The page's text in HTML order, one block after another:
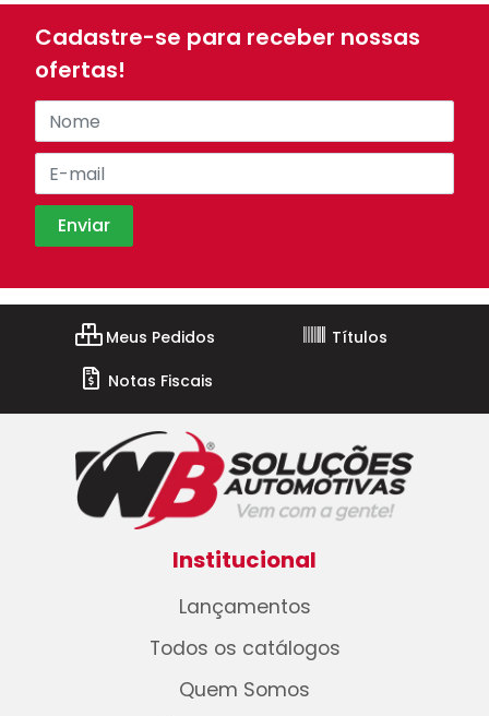
Cadastre-se para receber nossas
ofertas!
Meus Pedidos
Títulos
Notas Fiscais
Institucional
Lançamentos
Todos os catálogos
Quem Somos